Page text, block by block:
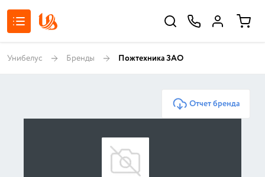
Унибелус Бренды Пожтехника ЗАО
Отчет бренда